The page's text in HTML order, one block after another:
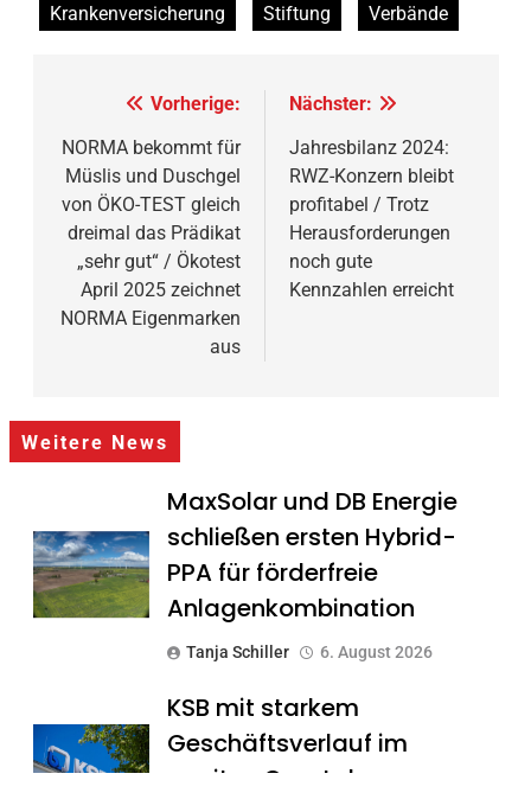
Krankenversicherung
Stiftung Verbände
Beitragsnavigation
Vorherige:
NORMA bekommt für
Müslis und Duschgel
von ÖKO-TEST gleich
dreimal das Prädikat
„sehr gut“ / Ökotest
April 2025 zeichnet
NORMA Eigenmarken
aus
Nächster:
Jahresbilanz 2024:
RWZ-Konzern bleibt
profitabel / Trotz
Herausforderungen
noch gute
Kennzahlen erreicht
Weitere News
MaxSolar und DB Energie
schließen ersten Hybrid-
PPA für förderfreie
Anlagenkombination
Tanja Schiller 6. August 2026
KSB mit starkem
Geschäftsverlauf im
zweiten Quartal